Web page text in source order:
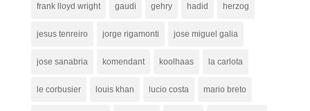
frank lloyd wright gaudi gehry hadid herzog
jesus tenreiro jorge rigamonti jose miguel galia
jose sanabria komendant koolhaas la carlota
le corbusier louis khan lucio costa mario breto